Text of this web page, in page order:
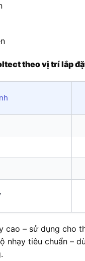
theo vị trí lắp
cao – sử dụng cho
nhạy tiêu chuẩn –